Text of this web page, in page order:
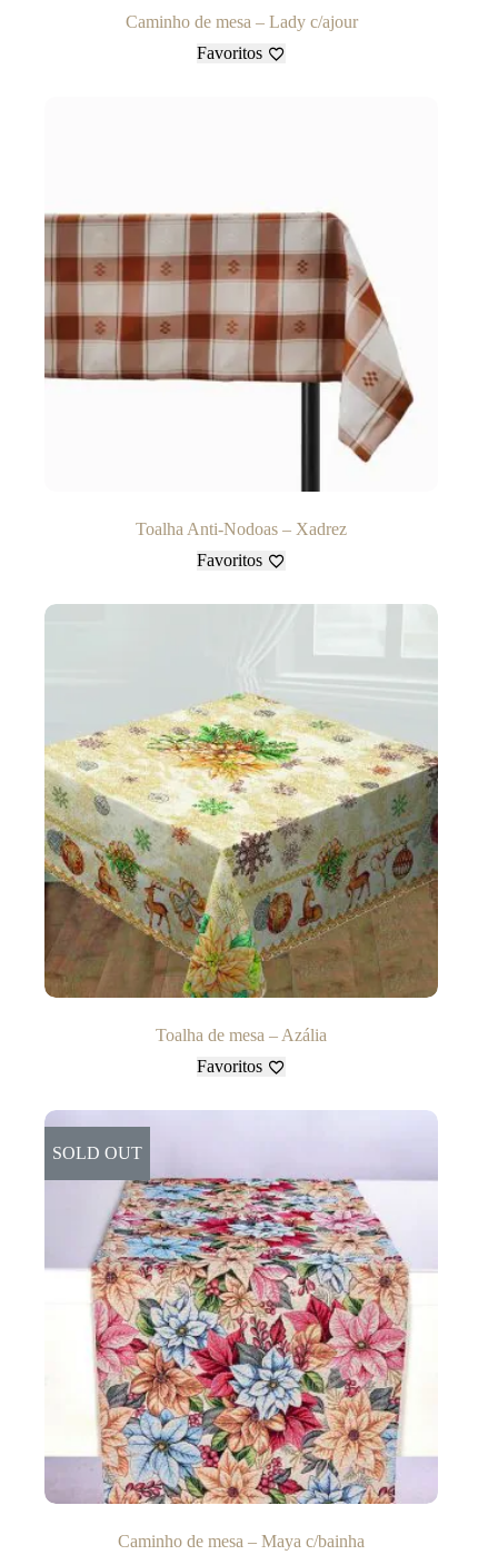
Caminho de mesa – Lady c/ajour
Favoritos
Toalha Anti-Nodoas – Xadrez
Favoritos
Toalha de mesa – Azália
Favoritos
SOLD OUT
Caminho de mesa – Maya c/bainha